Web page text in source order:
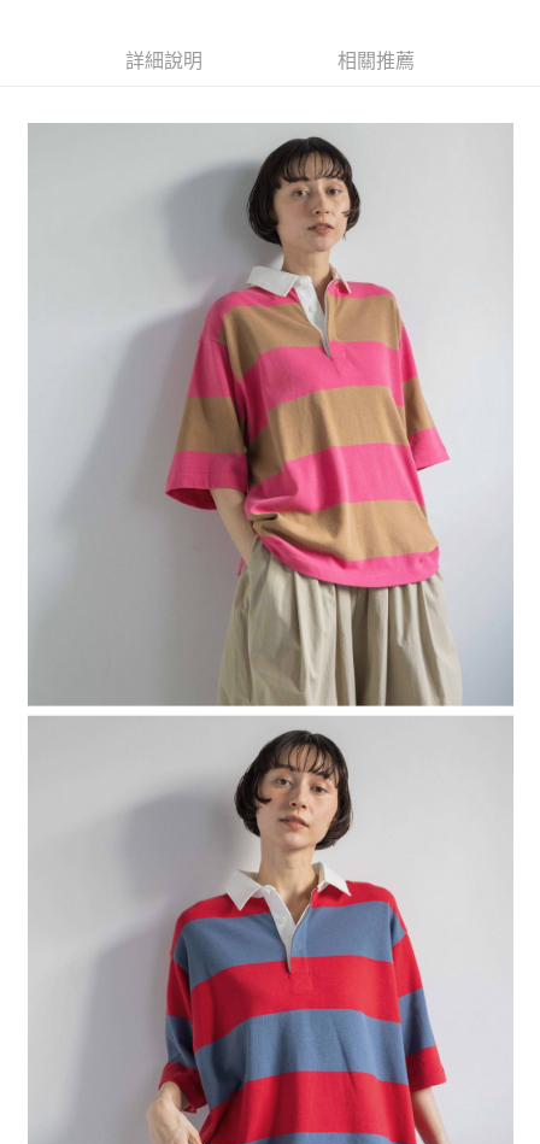
3.實際核准額度、可分期數及費用金額請依後續交易確認頁面所載為準。
4.訂單成立30分鐘內，如未前往確認交易或遇審核未通過，訂單將自動取
1.分期款項不併入電信帳單，「大哥付你分期」於每月結算日後寄送繳費提
2.透過簡訊連結打開帳單後，可選擇「超商條碼／台灣大直營門市／銀行轉
帳／街口支付／iPASS MONEY」等通路繳費。
1.本服務係由「台灣大哥大股份有限公司」（以下簡稱本公司）所提供，讓
用戶於交易時，得透過本服務購買商品或服務，並由商店將買賣／分期付款
買賣價金債權讓與本公司後，依約使用本公司帳單繳交帳款。
2.基於同意付款使用「大哥付你分期」之契約關係目的，商店將以您的個人
資料（包含姓名、電話或地址）提供予台灣大哥大進項蒐集、處理及利用，
由本公司與您本人進行分期帳單所需資料之確認、核對及更正。
3.完整用戶服務條款，請詳閱以下連結：
https://oppay.tw/userRule
３．安心：先確認商品／服務後，再付款。
【「AFTEE先享後付」結帳流程】
１．於結帳方式選擇「AFTEE先享後付」後，將跳轉至「AFTEE先享後付」
結帳頁面，進行簡訊認證並確認金額後，即可完成結帳。
２．訂單成立數日內，您將收到繳費通知簡訊。
３．收到繳費通知簡訊後14天內，點擊此簡訊中的連結，可透過四大超商／
ATM／網路銀行／等多元方式進行付款，方視為交易完成。
※ 請注意：結帳手續完成當下不需立刻繳費，但若您需要取消訂單，請聯絡
購買商品的店家。未經商家同意取消之訂單仍視為有效，需透過AFTEE先享
※ 交易是否成功請以「AFTEE先享後付 」之結帳頁面顯示為準，若有關於
是否繳費成功／繳費後需取消欲退款等相關疑問，請聯繫「AFTEE先享後付
https://netprotections.freshdesk.com/support/home
１．透過由恩沛科技股份有限公司提供之「AFTEE先享後付」服務完成之交
易，需依本服務之必要範圍內提供個人資料，並將交易相關給付款項請求債
權轉讓予恩沛科技股份有限公司。
２．關於個人資料處理事宜，請瀏覽以下網址：https://aftee.tw/terms/#terms3
３．未成年的使用者請事先徵得法定代理人或監護人之同意方可使用
「AFTEE先享後付」，若未經同意申辦者引起之損失，本公司不負相關責
４．使用「AFTEE先享後付」時，將依據個別帳號之用戶狀況，依本公司即
時審查核予不同之上限額度；若仍有額度不足之情形，本公司將視審查結果
５．嚴禁一人註冊多個帳號或使用他人資訊註冊。若發現惡意使用之情形，
恩沛科技股份有限公司將有權停止該用戶之使用額度並採取法律行動。
每筆NT$80，滿NT$888(含以上)免運費
每筆NT$80，滿NT$888(含以上)免運費
每筆NT$80，滿NT$1,500(含以上)免運費
每筆NT$80，滿NT$1,500(含以上)免運費
每筆NT$80，滿NT$1,500(含以上)免運費
詳細說明 相關推薦